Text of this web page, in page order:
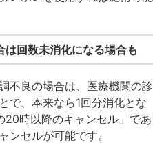
回数未消化になる場合も
不良の場合は、医療機関の診
で、本来なら1回分消化とな
20時以降のキャンセル」であ
ンセルが可能です。